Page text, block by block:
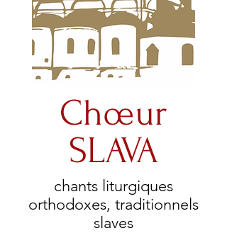
Chœur
SLAVA
chants liturgiques
orthodoxes, traditionnels
slaves